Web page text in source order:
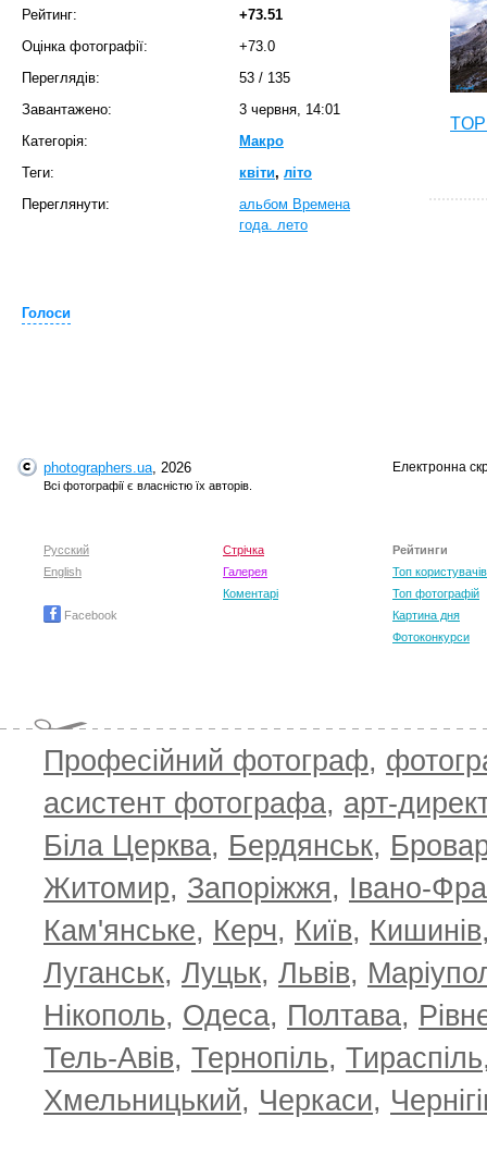
Рейтинг:
+73.51
Оцінка фотографії:
+73.0
Переглядів:
53 / 135
Завантажено:
3 червня, 14:01
Категорія:
Макро
Теги:
квіти, літо
Переглянути:
альбом Времена
года. лето
Голоси
photographers.ua, 2026
Всі фотографії є власністю їх авторів.
Електронна
Русский
English
Facebook
Стрічка
Галерея
Коментарі
Рейтинги
Топ користувачів
Топ фотографій
Картина дня
Фотоконкурси
Професійний фотограф,
асистент фотографа, арт-
Біла Церква, Бердянськ,
Житомир, Запоріжжя, Івано-
Кам'янське, Керч, Київ, Кишинів
Луганськ, Луцьк, Львів,
Нікополь, Одеса, Полтава,
Тель-Авів, Тернопіль, Тираспіль
Хмельницький, Черкаси,